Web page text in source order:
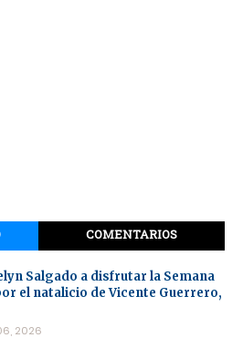
COMENTARIOS
Salgado a disfrutar la Semana
el natalicio de Vicente Guerrero,
2026